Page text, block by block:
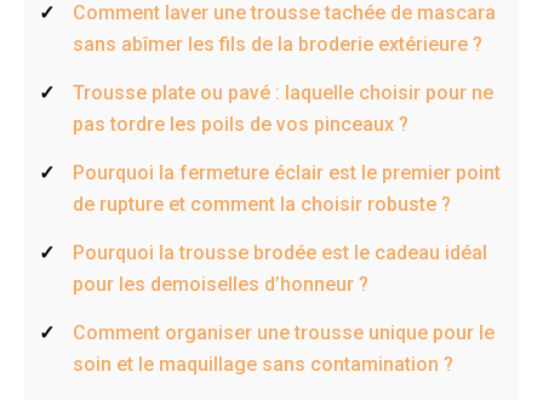
Comment laver une trousse tachée de mascara
sans abîmer les fils de la broderie extérieure ?
Trousse plate ou pavé : laquelle choisir pour ne
pas tordre les poils de vos pinceaux ?
Pourquoi la fermeture éclair est le premier point
de rupture et comment la choisir robuste ?
Pourquoi la trousse brodée est le cadeau idéal
pour les demoiselles d’honneur ?
Comment organiser une trousse unique pour le
soin et le maquillage sans contamination ?